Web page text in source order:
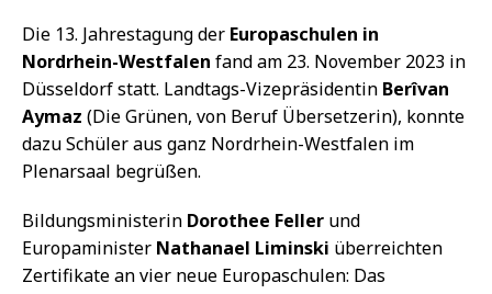
Die 13. Jahrestagung der Europaschulen in
Nordrhein-Westfalen fand am 23. November 2023 in
Düsseldorf statt. Landtags-Vizepräsidentin Berîvan
Aymaz (Die Grünen, von Beruf Übersetzerin), konnte
dazu Schüler aus ganz Nordrhein-Westfalen im
Plenarsaal begrüßen.
Bildungsministerin Dorothee Feller und
Europaminister Nathanael Liminski überreichten
Zertifikate an vier neue Europaschulen: Das